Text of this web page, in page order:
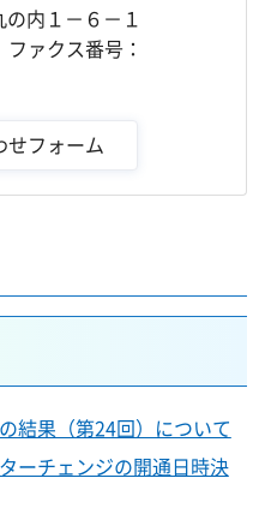
内１－６－１
ァクス番号：
結果（第24回）について
ーチェンジの開通日時決